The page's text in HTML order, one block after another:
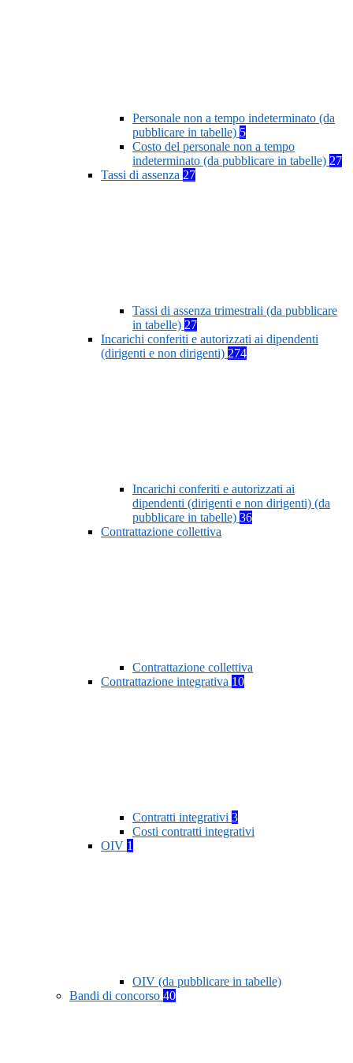
Personale non a tempo indeterminato (da
pubblicare in tabelle) 5
Costo del personale non a tempo
indeterminato (da pubblicare in tabelle) 27
Tassi di assenza 27
Tassi di assenza trimestrali (da pubblicare
in tabelle) 27
Incarichi conferiti e autorizzati ai dipendenti
(dirigenti e non dirigenti) 274
Incarichi conferiti e autorizzati ai
dipendenti (dirigenti e non dirigenti) (da
pubblicare in tabelle) 36
Contrattazione collettiva
Contrattazione collettiva
Contrattazione integrativa 10
Contratti integrativi 3
Costi contratti integrativi
OIV 1
OIV (da pubblicare in tabelle)
Bandi di concorso 40